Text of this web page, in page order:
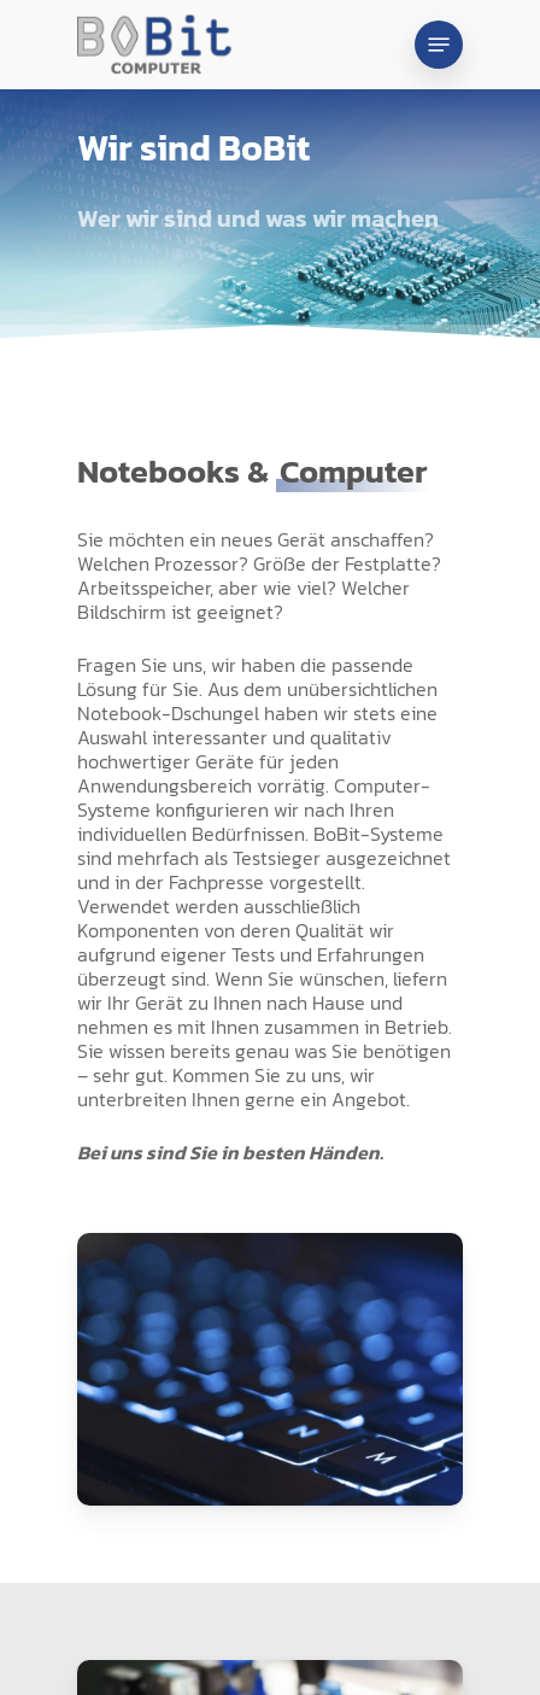
content
Menu
Wir sind BoBit
Wer wir sind und was wir machen
Notebooks &Computer
Sie möchten ein neues Gerät anschaffen?
Welchen Prozessor? Größe der Festplatte?
Arbeitsspeicher, aber wie viel? Welcher
Bildschirm ist geeignet?
Fragen Sie uns, wir haben die passende
Lösung für Sie. Aus dem unübersichtlichen
Notebook-Dschungel haben wir stets eine
Auswahl interessanter und qualitativ
hochwertiger Geräte für jeden
Anwendungsbereich vorrätig. Computer-
Systeme konfigurieren wir nach Ihren
individuellen Bedürfnissen. BoBit-Systeme
sind mehrfach als Testsieger ausgezeichnet
und in der Fachpresse vorgestellt.
Verwendet werden ausschließlich
Komponenten von deren Qualität wir
aufgrund eigener Tests und Erfahrungen
überzeugt sind. Wenn Sie wünschen, liefern
wir Ihr Gerät zu Ihnen nach Hause und
nehmen es mit Ihnen zusammen in Betrieb.
Sie wissen bereits genau was Sie benötigen
– sehr gut. Kommen Sie zu uns, wir
unterbreiten Ihnen gerne ein Angebot.
Bei uns sind Sie in besten Händen.